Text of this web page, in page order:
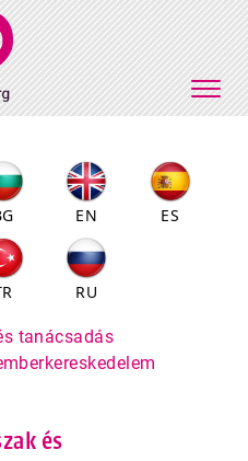
EN ES
RU
tanácsadás
és